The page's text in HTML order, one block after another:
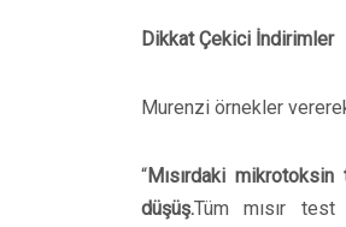
Dikkat Çekici İndirimler
Murenzi örnekler
“Mısırdaki
düşüş.Tüm mısır